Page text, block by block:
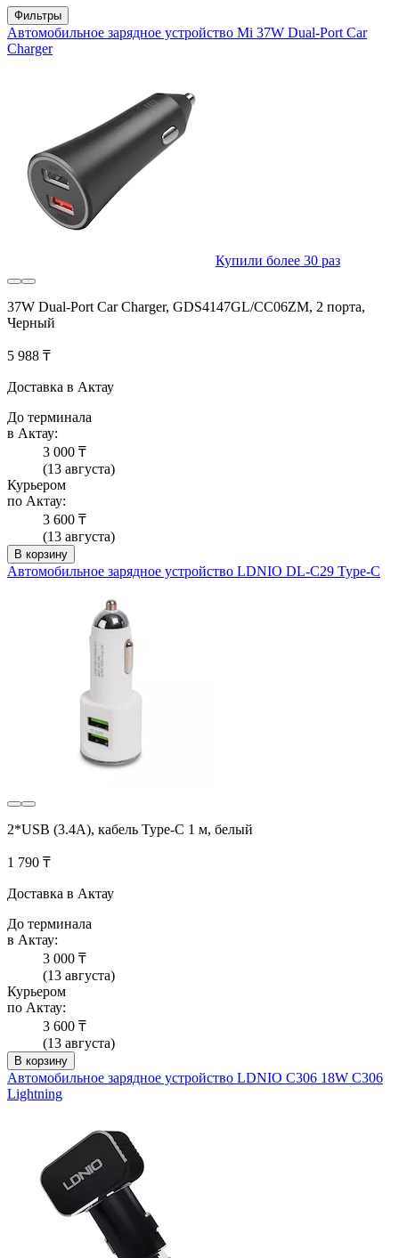
Фильтры
Автомобильное зарядное устройство Mi 37W Dual-Port Car
Charger
Купили более 30 раз
37W Dual-Port Car Charger, GDS4147GL/CC06ZM, 2 порта,
Черный
5 988 ₸
Доставка в Актау
До терминала
в Актау:
3 000 ₸
(13 августа)
Курьером
по Актау:
3 600 ₸
(13 августа)
В корзину
Автомобильное зарядное устройство LDNIO DL-C29 Type-C
2*USB (3.4A), кабель Type-C 1 м, белый
1 790 ₸
Доставка в Актау
До терминала
в Актау:
3 000 ₸
(13 августа)
Курьером
по Актау:
3 600 ₸
(13 августа)
В корзину
Автомобильное зарядное устройство LDNIO C306 18W C306
Lightning